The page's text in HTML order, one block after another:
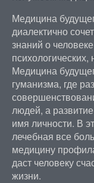
Медицина
диалектично
знаний о
психологических,
Медицина
гуманизма, где
людей, а
имя личности. В
лечебная все
медицину
даст человеку
жизни.